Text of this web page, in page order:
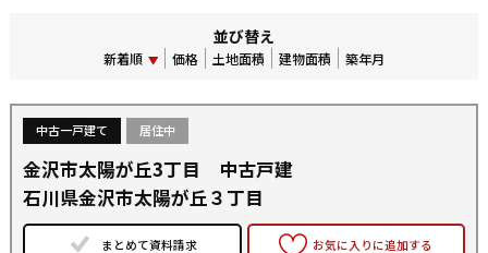
並び替え
新着順 価格 土地面積 建物面積 築年月
中古一戸建て 居住中
金沢市太陽が丘3丁目 中古戸建
石川県金沢市太陽が丘３丁目
まとめて資料請求 お気に入りに追加する